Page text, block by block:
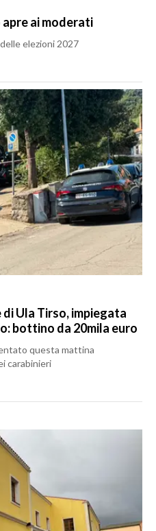
ai moderati
elezioni 2027
Ula Tirso, impiegata
bottino da 20mila euro
questa mattina
carabinieri